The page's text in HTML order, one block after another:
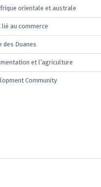
orientale et australe
lié au commerce
des Duanes
et l’agriculture
Community